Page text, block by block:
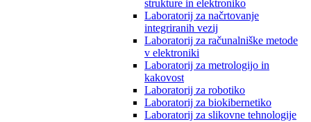
strukture in elektroniko
Laboratorij za načrtovanje
integriranih vezij
Laboratorij za računalniške metode
v elektroniki
Laboratorij za metrologijo in
kakovost
Laboratorij za robotiko
Laboratorij za biokibernetiko
Laboratorij za slikovne tehnologije